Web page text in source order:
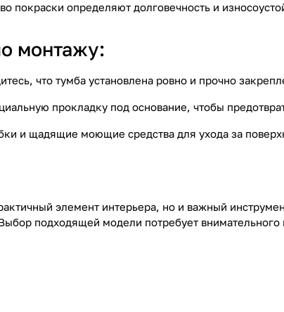
покраски определяют долговечность и
монтажу:
что тумба установлена ровно и прочно
прокладку под основание, чтобы
и щадящие моющие средства для ухода за
элемент интерьера, но и важный
подходящей модели потребует внимательного